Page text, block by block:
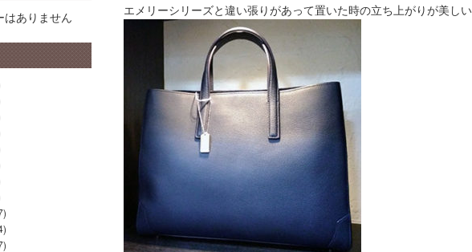
はありません エメリーシリーズと違い張りがあって置いた時の立ち上がりが美し